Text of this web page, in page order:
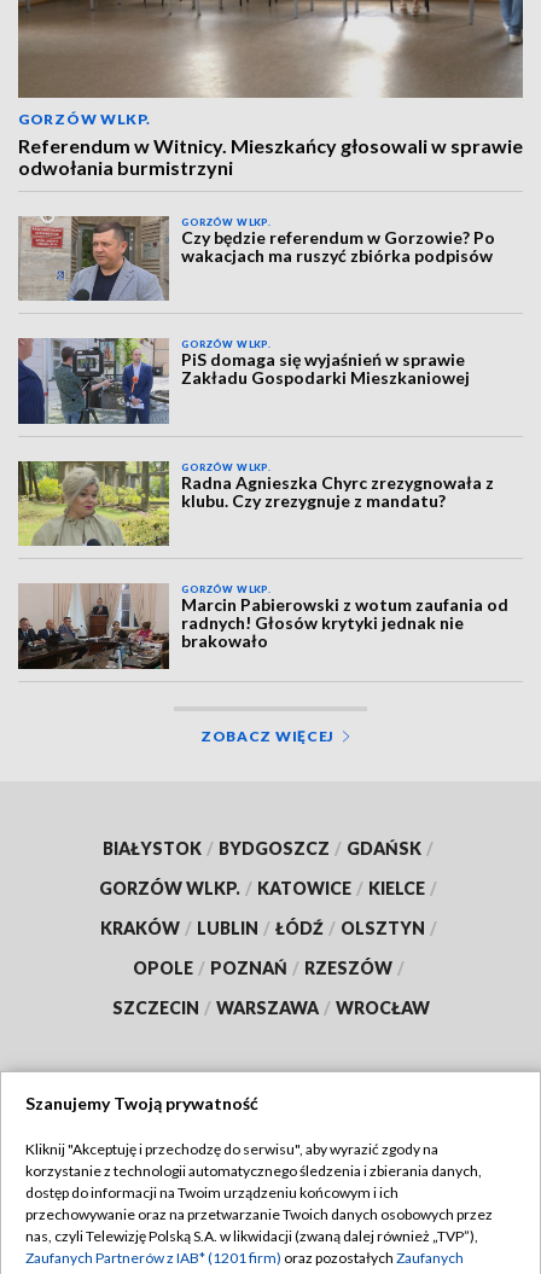
GORZÓW WLKP.
Referendum w Witnicy. Mieszkańcy głosowali w sprawie
odwołania burmistrzyni
GORZÓW WLKP.
Czy będzie referendum w Gorzowie? Po
wakacjach ma ruszyć zbiórka podpisów
GORZÓW WLKP.
PiS domaga się wyjaśnień w sprawie
Zakładu Gospodarki Mieszkaniowej
GORZÓW WLKP.
Radna Agnieszka Chyrc zrezygnowała z
klubu. Czy zrezygnuje z mandatu?
GORZÓW WLKP.
Marcin Pabierowski z wotum zaufania od
radnych! Głosów krytyki jednak nie
brakowało
ZOBACZ WIĘCEJ
BIAŁYSTOK / BYDGOSZCZ / GDAŃSK /
GORZÓW WLKP. / KATOWICE / KIELCE /
KRAKÓW / LUBLIN / ŁÓDŹ / OLSZTYN /
OPOLE / POZNAŃ / RZESZÓW /
SZCZECIN / WARSZAWA / WROCŁAW
TVP
Abonament TVP
Emisja w TVP
Regulamin TVP
Polityka prywatności
Szanujemy Twoją prywatność
Kliknij "Akceptuję i przechodzę do serwisu", aby wyrazić zgody na
korzystanie z technologii automatycznego śledzenia i zbierania danych,
dostęp do informacji na Twoim urządzeniu końcowym i ich
przechowywanie oraz na przetwarzanie Twoich danych osobowych przez
nas, czyli Telewizję Polską S.A. w likwidacji (zwaną dalej również „TVP”),
Zaufanych Partnerów z IAB* (1201 firm) oraz pozostałych Zaufanych